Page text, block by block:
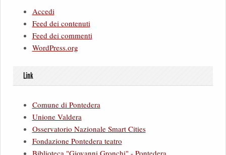
Accedi
Feed dei contenuti
Feed dei commenti
WordPress.org
Link
Comune di Pontedera
Unione Valdera
Osservatorio Nazionale Smart Cities
Fondazione Pontedera teatro